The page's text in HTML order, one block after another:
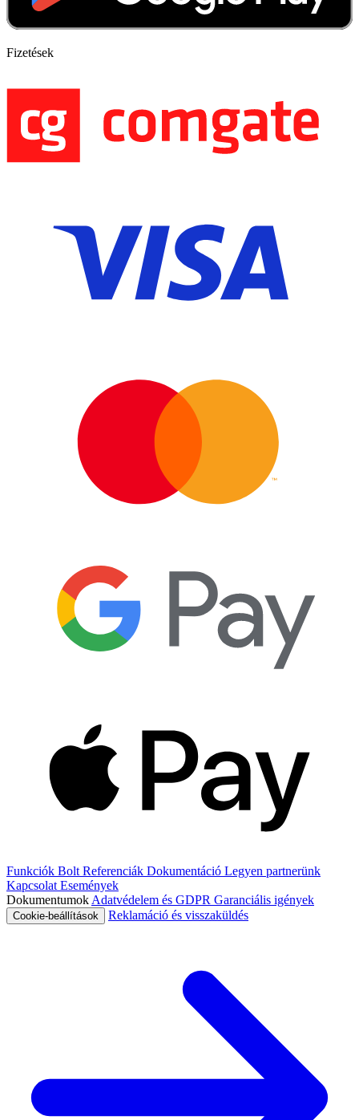
Fizetések
Funkciók Bolt Referenciák Dokumentáció Legyen partnerünk
Kapcsolat Események
Dokumentumok Adatvédelem és GDPR Garanciális igények
Cookie-beállítások Reklamáció és visszaküldés